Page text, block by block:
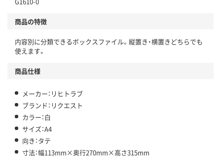
商品の特徴
内容別に分類できるボックスファイル。縦置き・横置きどちらでも
使えます。
商品仕様
メーカー：リヒトラブ
ブランド：リクエスト
カラー：白
サイズ：A4
向き：タテ
寸法：幅113mm×奥行270mm×高さ315mm